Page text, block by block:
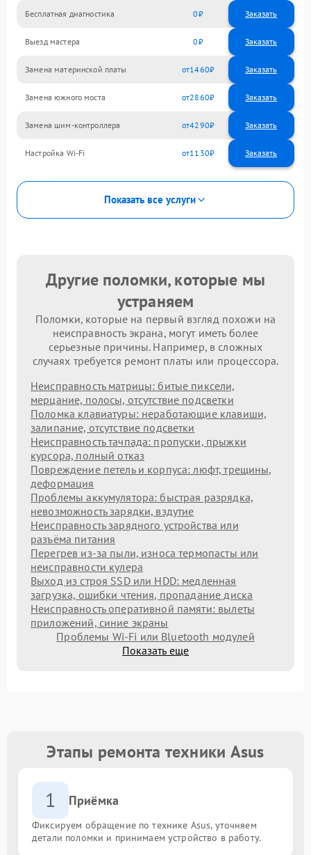
Бесплатная диагностика 0 Заказать
Выезд мастера 0 Заказать
Замена материнской платы 1460
Замена южного моста 2860
Замена шим-контроллера 4290
Настройка Wi-Fi 1130
Показать все услуги
Другие поломки, которые мы
устраняем
Поломки, которые на первый взгляд похожи на
неисправность экрана, могут иметь более
серьезные причины. Например, в сложных
случаях требуется ремонт платы или процессора.
Неисправность матрицы: битые пиксели,
мерцание, полосы, отсутствие подсветки
Поломка клавиатуры: неработающие клавиши,
залипание, отсутствие подсветки
Неисправность тачпада: пропуски, прыжки
курсора, полный отказ
Повреждение петель и корпуса: люфт, трещины,
деформация
Проблемы аккумулятора: быстрая разрядка,
невозможность зарядки, вздутие
Неисправность зарядного устройства или
разъёма питания
Перегрев из‑за пыли, износа термопасты или
неисправности кулера
Выход из строя SSD или HDD: медленная
загрузка, ошибки чтения, пропадание диска
Неисправность оперативной памяти: вылеты
приложений, синие экраны
Проблемы Wi‑Fi или Bluetooth модулей
Показать еще
Этапы ремонта техники Asus
1 Приёмка
Фиксируем обращение по технике Asus, уточняем
детали поломки и принимаем устройство в работу.